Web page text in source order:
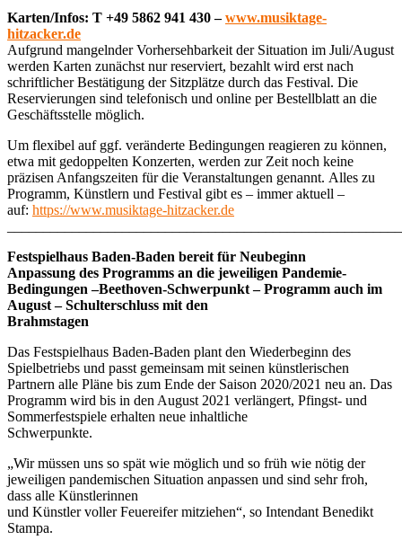
Karten/Infos: T +49 5862 941 430 –www.musiktage-
hitzacker.de
Aufgrund mangelnder Vorhersehbarkeit der Situation im Juli/August
werden Karten zunächst nur reserviert, bezahlt wird erst nach
schriftlicher Bestätigung der Sitzplätze durch das Festival. Die
Reservierungen sind telefonisch und online per Bestellblatt an die
Geschäftsstelle möglich.
Um flexibel auf ggf. veränderte Bedingungen reagieren zu können,
etwa mit gedoppelten Konzerten, werden zur Zeit noch keine
präzisen Anfangszeiten für die Veranstaltungen genannt. Alles zu
Programm, Künstlern und Festival gibt es – immer aktuell –
auf: https://www.musiktage-hitzacker.de
Festspielhaus Baden-Baden bereit für Neubeginn
Anpassung des Programms an die jeweiligen Pandemie-
Bedingungen –Beethoven-Schwerpunkt – Programm auch im
August – Schulterschluss mit den
Brahmstagen
Das Festspielhaus Baden-Baden plant den Wiederbeginn des
Spielbetriebs und passt gemeinsam mit seinen künstlerischen
Partnern alle Pläne bis zum Ende der Saison 2020/2021 neu an. Das
Programm wird bis in den August 2021 verlängert, Pfingst- und
Sommerfestspiele erhalten neue inhaltliche
Schwerpunkte.
„Wir müssen uns so spät wie möglich und so früh wie nötig der
jeweiligen pandemischen Situation anpassen und sind sehr froh,
dass alle Künstlerinnen
und Künstler voller Feuereifer mitziehen“, so Intendant Benedikt
Stampa.